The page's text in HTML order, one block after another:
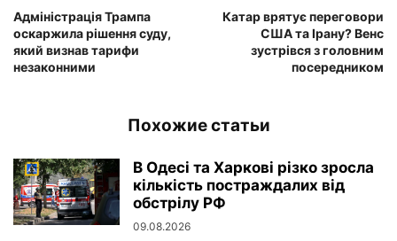
Адміністрація Трампа
оскаржила рішення суду,
який визнав тарифи
незаконними
Катар врятує переговори
США та Ірану? Венс
зустрівся з головним
посередником
Похожие статьи
В Одесі та Харкові різко зросла
кількість постраждалих від
обстрілу РФ
09.08.2026